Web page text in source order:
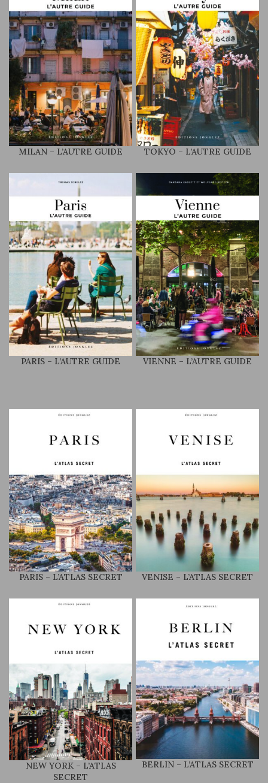
MILAN – L’AUTRE GUIDE TOKYO – L’AUTRE GUIDE
PARIS – L’AUTRE GUIDE VIENNE – L’AUTRE GUIDE
PARIS – L’ATLAS SECRET VENISE – L’ATLAS SECRET
NEW YORK – L’ATLAS
SECRET
BERLIN – L’ATLAS SECRET